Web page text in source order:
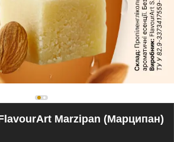
Marzipan (Марципан)